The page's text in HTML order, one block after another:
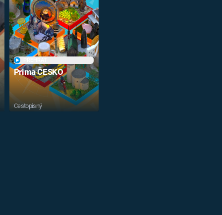
Prima ČESKO
Cestopisný